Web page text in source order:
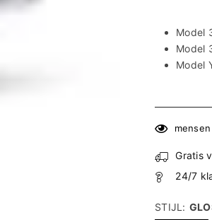
Model
Model
Model
Gratis
24/7
STIJL: